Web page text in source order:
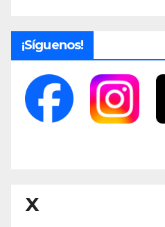
¡Síguenos!
X